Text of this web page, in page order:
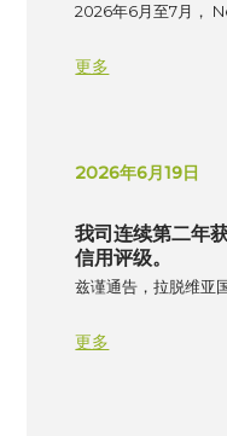
2026年6月至7月，
更多
2026年6月19日
我司连续第二年
信用评级。
兹谨通告，拉脱维亚
更多